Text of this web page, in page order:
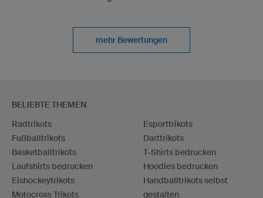
mehr Bewertungen
BELIEBTE THEMEN
Radtrikots
Fußballtrikots
Basketballtrikots
Laufshirts bedrucken
Eishockeytrikots
Motocross Trikots
Esporttrikots
Darttrikots
T-Shirts bedrucken
Hoodies bedrucken
Handballtrikots selbst
gestalten